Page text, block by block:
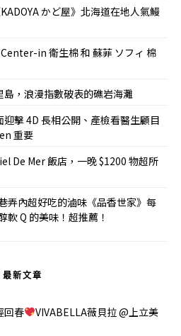
かど屋》北海道在地人氣鰻
in 衛生棉 和 蘇菲 ソフィ 棉
，浪漫指數破表的礁岩海灘
擊 4D 長相公開、產檢看醫生顧目
重要
De Mer 飯店，一晚 $1200 物超所
弄內超好吃的滷味《品香世家》每
軟 Q 的美味！超推薦！
最新文章
回春
VIVABELLA薇貝拉 @上立美